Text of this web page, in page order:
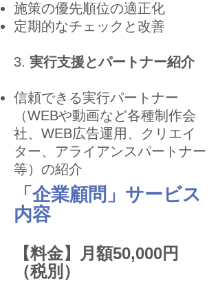
施策の優先順位の適正化
定期的なチェックと改善
3. 実行支援とパートナー紹介
信頼できる実行パートナー
（WEBや動画など各種制作会
社、WEB広告運用、 クリエイ
ター、アライアンスパートナー
等）の紹介
「企業顧問」サービス
内容
【料金】月額50,000円
（税別）